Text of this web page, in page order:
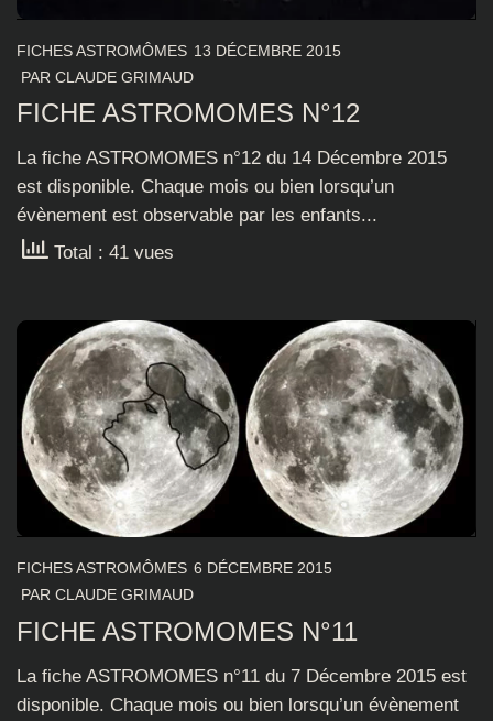
FICHES ASTROMÔMES 13 DÉCEMBRE 2015
PAR CLAUDE GRIMAUD
FICHE ASTROMOMES N°12
La fiche ASTROMOMES n°12 du 14 Décembre 2015
est disponible. Chaque mois ou bien lorsqu’un
évènement est observable par les enfants...
Total : 41 vues
FICHES ASTROMÔMES 6 DÉCEMBRE 2015
PAR CLAUDE GRIMAUD
FICHE ASTROMOMES N°11
La fiche ASTROMOMES n°11 du 7 Décembre 2015 est
disponible. Chaque mois ou bien lorsqu’un évènement